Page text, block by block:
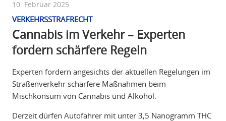
10. Februar 2025
VERKEHRSSTRAFRECHT
Cannabis im Verkehr – Experten
fordern schärfere Regeln
Experten fordern angesichts der aktuellen Regelungen im
Straßenverkehr schärfere Maßnahmen beim
Mischkonsum von Cannabis und Alkohol.
Derzeit dürfen Autofahrer mit unter 3,5 Nanogramm THC